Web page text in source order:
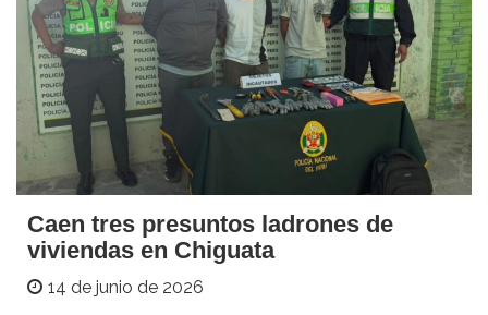
Caen tres presuntos ladrones de
viviendas en Chiguata
14 de junio de 2026